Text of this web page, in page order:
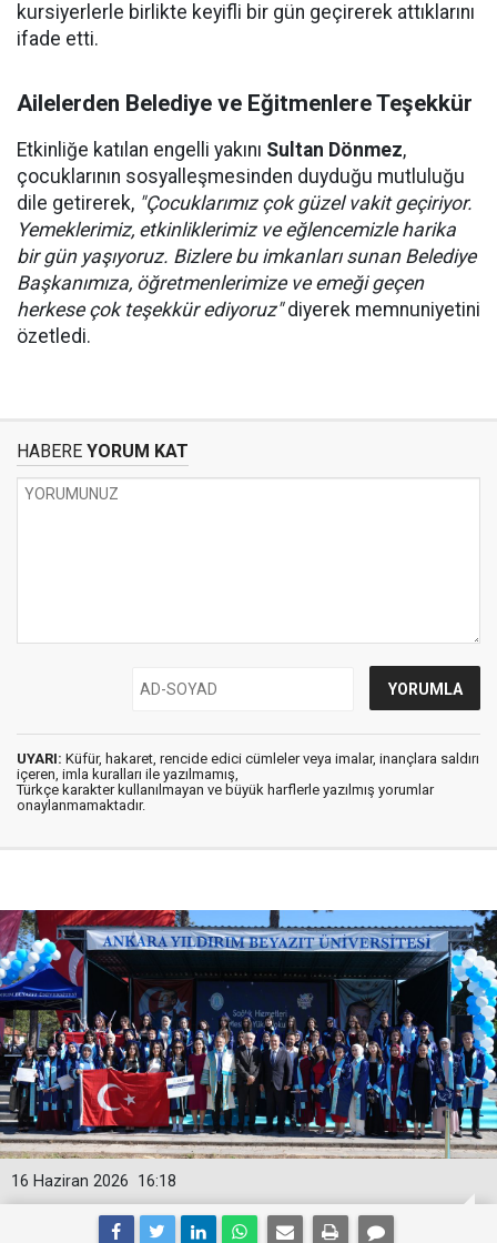
kursiyerlerle birlikte keyifli bir gün geçirerek attıklarını
ifade etti.
Ailelerden Belediye ve Eğitmenlere Teşekkür
Etkinliğe katılan engelli yakını Sultan Dönmez,
çocuklarının sosyalleşmesinden duyduğu mutluluğu
dile getirerek, "Çocuklarımız çok güzel vakit geçiriyor.
Yemeklerimiz, etkinliklerimiz ve eğlencemizle harika
bir gün yaşıyoruz. Bizlere bu imkanları sunan Belediye
Başkanımıza, öğretmenlerimize ve emeği geçen
herkese çok teşekkür ediyoruz"diyerek memnuniyetini
özetledi.
HABERE YORUM KAT
UYARI: Küfür, hakaret, rencide edici cümleler veya imalar, inançlara saldırı
içeren, imla kuralları ile yazılmamış,
Türkçe karakter kullanılmayan ve büyük harflerle yazılmış yorumlar
onaylanmamaktadır.
16:18
16 Haziran 2026